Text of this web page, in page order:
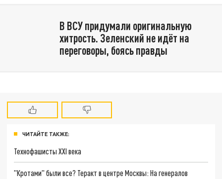
В ВСУ придумали оригинальную
хитрость. Зеленский не идёт на
переговоры, боясь правды
ЧИТАЙТЕ ТАКЖЕ:
Технофашисты XXI века
"Кротами" были все? Теракт в центре Москвы: На генералов